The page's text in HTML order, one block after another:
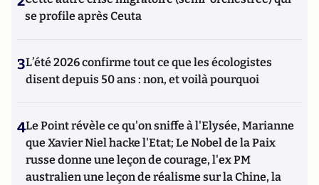
se profile après Ceuta
3L’été 2026 confirme tout ce que les écologistes
disent depuis 50 ans : non, et voilà pourquoi
4Le Point révèle ce qu'on sniffe à l'Elysée, Marianne
que Xavier Niel hacke l'Etat; Le Nobel de la Paix
russe donne une leçon de courage, l'ex PM
australien une leçon de réalisme sur la Chine, la